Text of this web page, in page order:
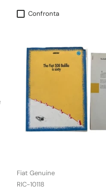
Confronta
Fiat Genuine
RIC-10118